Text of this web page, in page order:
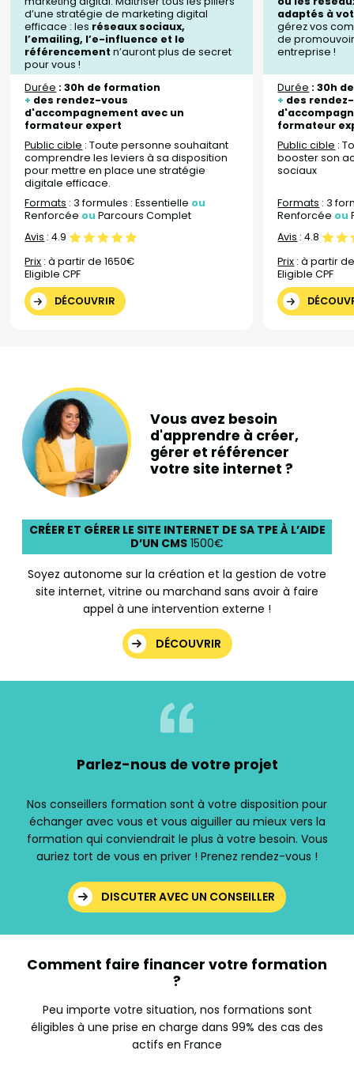
d’une stratégie de marketing digital
efficace : les réseaux sociaux,
l’emailing, l’e-influence et le
référencement n’auront plus de secret
pour vous !
Durée : 30h de formation
+ des rendez-vous
d'accompagnement avec un
formateur expert
Public cible : Toute personne souhaitant
comprendre les leviers à sa disposition
pour mettre en place une stratégie
digitale efficace.
Formats : 3 formules : Essentielle ou
Renforcée ou Parcours Complet
Avis :4.9
Prix : à partir de 1650€
Eligible CPF
DÉCOUVRIR
adaptés à
gérez vos
de
entreprise !
Durée : 30h
+ des
formateur
Public cible :
booster son
sociaux
Formats : 3
Renforcée ou
Avis :4.8
Prix : à partir
Eligible CPF
Vous avez besoin
d'apprendre à créer,
gérer et référencer
votre site internet ?
Soyez autonome sur la création et la gestion de votre
site internet, vitrine ou marchand sans avoir à faire
appel à une intervention externe !
CRÉER ET GÉRER LE SITE INTERNET DE SA TPE À L’AIDE
D’UN CMS 1500€
DÉCOUVRIR
Parlez-nous de votre projet
Nos conseillers formation sont à votre disposition pour
échanger avec vous et vous aiguiller au mieux vers la
formation qui conviendrait le plus à votre besoin. Vous
auriez tort de vous en priver ! Prenez rendez-vous !
DISCUTER AVEC UN CONSEILLER
Comment faire financer votre formation
?
Peu importe votre situation, nos formations sont
éligibles à une prise en charge dans 99% des cas des
actifs en France